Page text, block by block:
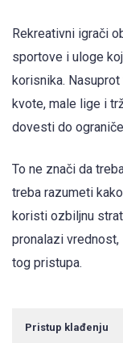
Rekreativni igrači
sportove i uloge
korisnika.
kvote, male lige i
dovesti do
To ne znači da
treba razumeti
koristi ozbiljnu
pronalazi
tog pristupa.
Pristup klađenju